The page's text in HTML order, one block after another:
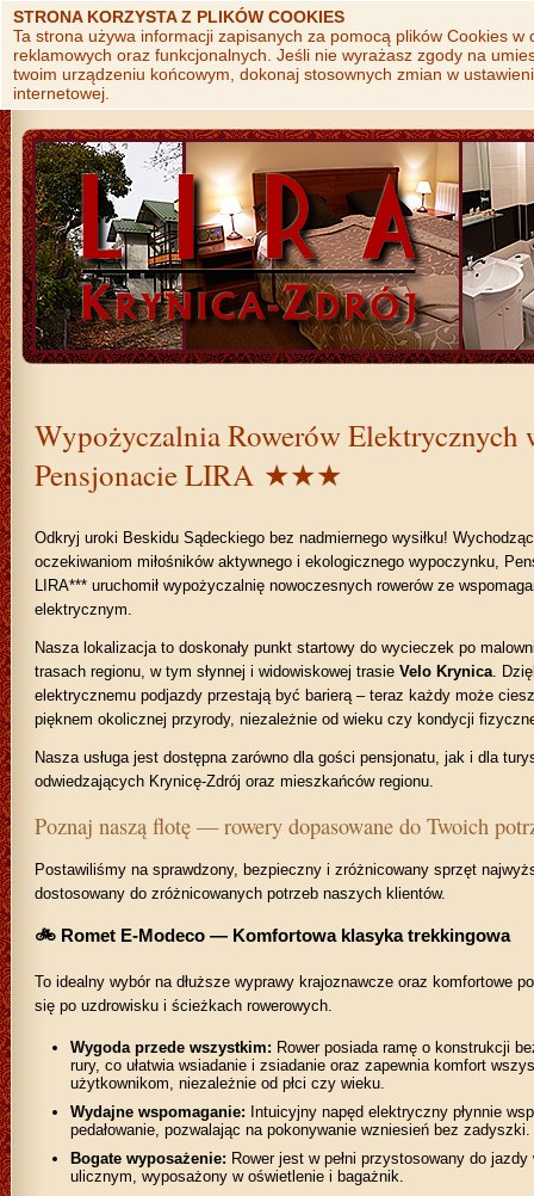
STRONA KORZYSTA Z PLIKÓW COOKIES
Ta strona używa informacji zapisanych za pomocą plików Cookies w
reklamowych oraz funkcjonalnych. Jeśli nie wyrażasz zgody na
twoim urządzeniu końcowym, dokonaj stosownych zmian w
internetowej.
Wypożyczalnia Rowerów Elektrycznych
Pensjonacie LIRA ★★★
Odkryj uroki Beskidu Sądeckiego bez nadmiernego wysiłku!
oczekiwaniom miłośników aktywnego i ekologicznego wypoczynku,
LIRA*** uruchomił wypożyczalnię nowoczesnych rowerów ze
elektrycznym.
Nasza lokalizacja to doskonały punkt startowy do wycieczek po
trasach regionu, w tym słynnej i widowiskowej trasie Velo Krynica.
elektrycznemu podjazdy przestają być barierą – teraz każdy może
pięknem okolicznej przyrody, niezależnie od wieku czy kondycji
Nasza usługa jest dostępna zarówno dla gości pensjonatu, jak i dla
odwiedzających Krynicę-Zdrój oraz mieszkańców regionu.
Poznaj naszą flotę — rowery dopasowane do Twoich
Postawiliśmy na sprawdzony, bezpieczny i zróżnicowany sprzęt
dostosowany do zróżnicowanych potrzeb naszych klientów.
🚲 Romet E-Modeco — Komfortowa klasyka trekkingowa
To idealny wybór na dłuższe wyprawy krajoznawcze oraz komfortowe
się po uzdrowisku i ścieżkach rowerowych.
Wygoda przede wszystkim: Rower posiada ramę o konstrukcji
rury, co ułatwia wsiadanie i zsiadanie oraz zapewnia komfort
użytkownikom, niezależnie od płci czy wieku.
Wydajne wspomaganie: Intuicyjny napęd elektryczny płynnie
pedałowanie, pozwalając na pokonywanie wzniesień bez zadyszki.
Bogate wyposażenie: Rower jest w pełni przystosowany do jazdy
ulicznym, wyposażony w oświetlenie i bagażnik.